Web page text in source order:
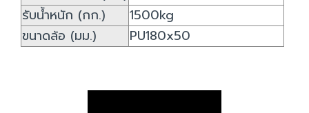
รับน้ำหนัก (กก.)
1500kg
ขนาดล้อ (มม.)
PU180x50